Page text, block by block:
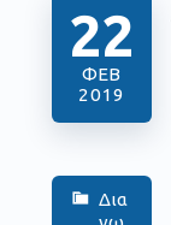
22
ΦΕΒ
2019
Δια